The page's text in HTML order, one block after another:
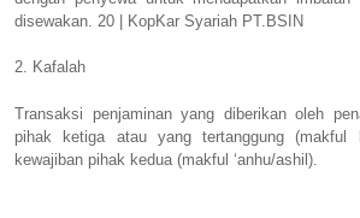
disewakan. 20 | KopKar Syariah PT.BSIN
2. Kafalah
Transaksi penjaminan yang diberikan oleh
pihak ketiga atau yang tertanggung (makful
kewajiban pihak kedua (makful ‘anhu/ashil).